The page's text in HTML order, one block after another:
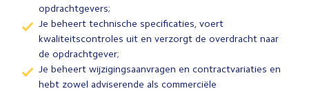
opdrachtgevers;
Je beheert technische specificaties, voert
kwaliteitscontroles uit en verzorgt de overdracht naar
de opdrachtgever;
Je beheert wijzigingsaanvragen en contractvariaties en
hebt zowel adviserende als commerciële